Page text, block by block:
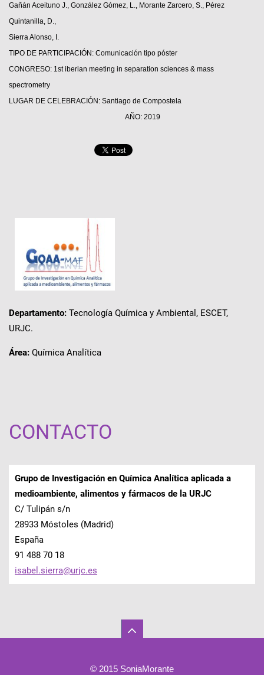
Gañán Aceituno J., González Gómez, L., Morante Zarcero, S., Pérez
Quintanilla, D.,
Sierra Alonso, I.
TIPO DE PARTICIPACIÓN: Comunicación tipo póster
CONGRESO: 1st iberian meeting in separation sciences & mass
spectrometry
LUGAR DE CELEBRACIÓN: Santiago de Compostela
AÑO: 2019
Departamento: Tecnología Química y Ambiental, ESCET,
URJC.
Área: Química Analítica
CONTACTO
Grupo de Investigación en Química Analítica aplicada a
medioambiente, alimentos y fármacos de la URJC
C/ Tulipán s/n
28933 Móstoles (Madrid)
España
91 488 70 18
isabel.sierra@urjc.es
© 2015 SoniaMorante